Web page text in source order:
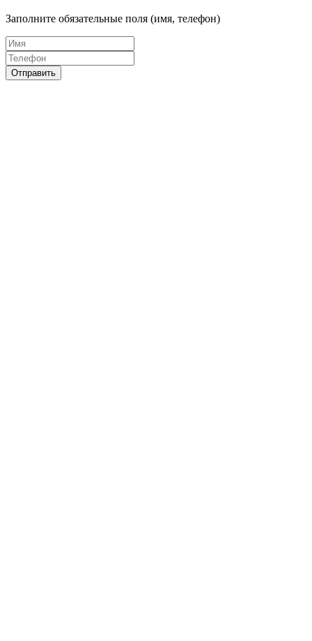
Заполните обязательные поля (имя, телефон)